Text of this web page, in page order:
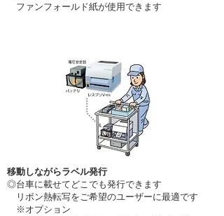
ファンフォールド紙が使用できます
移動しながらラベル発行
◎台車に載せてどこでも発行できます
リボン熱転写をご希望のユーザーに最適です
※オプション